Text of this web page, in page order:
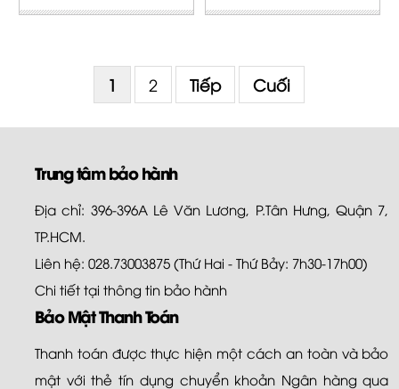
1 2 Tiếp Cuối
Trung tâm bảo hành
Địa chỉ: 396-396A Lê Văn Lương, P.Tân Hưng, Quận 7,
TP.HCM.
Liên hệ: 028.73003875 (Thứ Hai - Thứ Bảy: 7h30-17h00)
Chi tiết tại thông tin bảo hành
Bảo Mật Thanh Toán
Thanh toán được thực hiện một cách an toàn và bảo
mật với thẻ tín dụng chuyển khoản Ngân hàng qua